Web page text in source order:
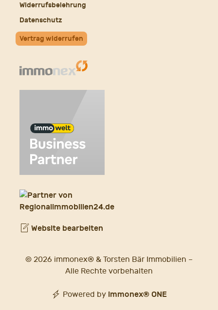
Widerrufsbelehrung
Datenschutz
Vertrag widerrufen
Website bearbeiten
© 2026 immonex® & Torsten Bär Immobilien –
Alle Rechte vorbehalten
Powered by immonex® ONE